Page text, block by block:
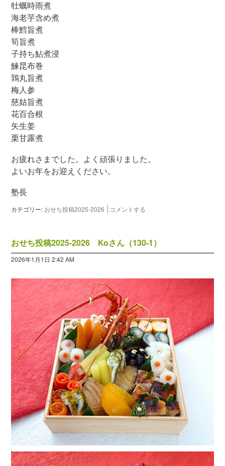
牡蠣時雨煮
海老芋含め煮
棒鱈旨煮
筍旨煮
子持ち鮎煮浸
鰊昆布巻
鶉丸旨煮
梅人参
慈姑旨煮
花百合根
矢生姜
栗甘露煮
お疲れさまでした。よく頑張りました。
よいお年をお迎えください。
塾長
カテゴリー: おせち投稿2025-2026 コメントする
おせち投稿2025-2026 Koさん（130-1）
2026年1月1日 2:42 AM